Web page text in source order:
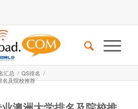
汇总 / QS排名 /
名及院校推荐